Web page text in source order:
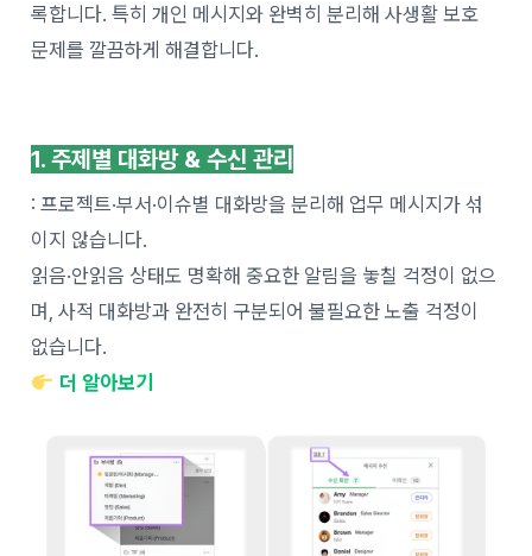
록합니다. 특히 개인 메시지와 완벽히 분리해 사생활 보호
문제를 깔끔하게 해결합니다.
1. 주제별 대화방 & 수신 관리
: 프로젝트·부서·이슈별 대화방을 분리해 업무 메시지가 섞
이지 않습니다.
읽음·안읽음 상태도 명확해 중요한 알림을 놓칠 걱정이 없으
며, 사적 대화방과 완전히 구분되어 불필요한 노출 걱정이
없습니다.
더 알아보기